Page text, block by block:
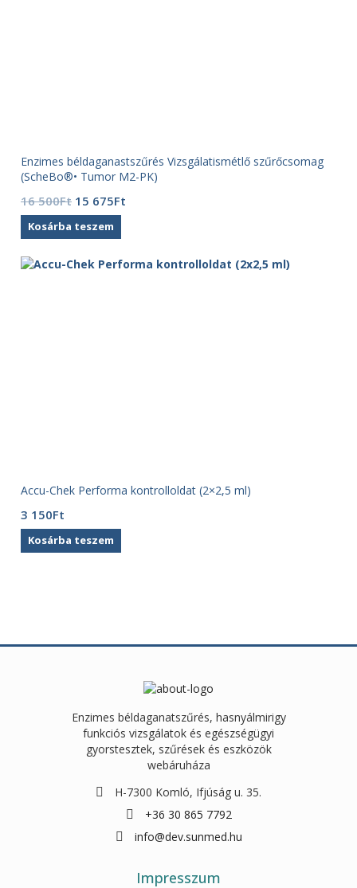
Enzimes béldaganastszűrés Vizsgálatismétlő szűrőcsomag
(ScheBo®• Tumor M2-PK)
16 500Ft Original
price
was:
500Ft.
15 675Ft
675Ft.
Kosárba teszem
Accu-Chek Performa kontrolloldat (2×2,5 ml)
3 150Ft
Kosárba teszem
Enzimes béldaganatszűrés, hasnyálmirigy
funkciós vizsgálatok és egészségügyi
gyorstesztek, szűrések és eszközök
webáruháza
H-7300 Komló, Ifjúság u. 35.
+36 30 865 7792
info@dev.sunmed.hu
Impresszum